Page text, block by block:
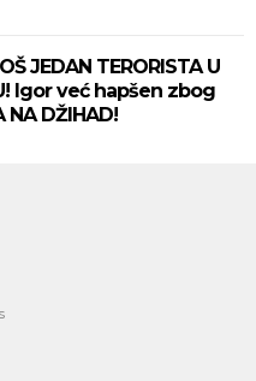
JEDAN TERORISTA U
Igor već hapšen zbog
NA DŽIHAD!